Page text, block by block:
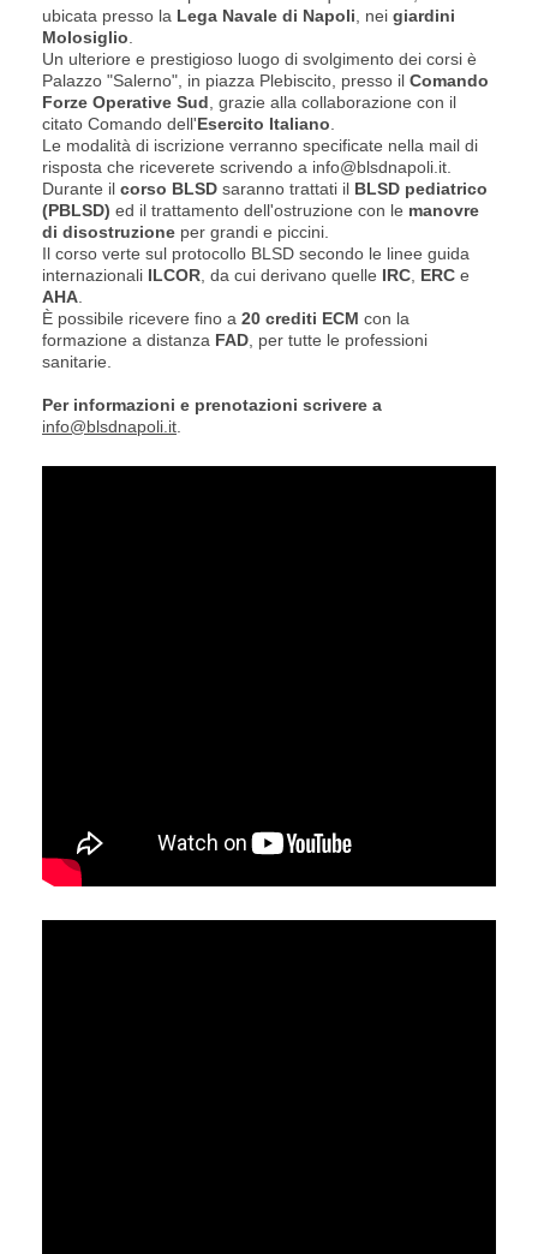
ubicata presso la Lega Navale di Napoli , nei giardini
Molosiglio
Un ulteriore e prestigioso luogo di svolgimento dei corsi è
Palazzo "Salerno", in piazza Plebiscito, presso il Comando
Forze Operative Sud , grazie alla collaborazione con il
citato Comando dell'Esercito Italiano
Le modalità di iscrizione verranno specificate nella mail di
risposta che riceverete scrivendo a info@blsdnapoli.it.
Durante il corso BLSD saranno trattati il BLSD pediatrico
(PBLSD) ed il trattamento dell'ostruzione con le manovre
di disostruzione per grandi e piccini.
Il corso verte sul protocollo BLSD secondo le linee guida
internazionali ILCOR , da cui derivano quelle IRC ERC e
AHA
È possibile ricevere fino a 20 crediti ECM con la
formazione a distanza FAD , per tutte le professioni
sanitarie.
Per informazioni e prenotazioni scrivere a
info@blsdnapoli.it